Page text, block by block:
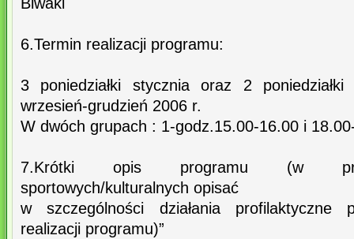
6.Termin realizacji programu:
3 poniedziałki stycznia oraz 2
wrzesień-grudzień 2006 r.
W dwóch grupach : 1-godz.15.00-16.00 i
7.Krótki opis programu (w
sportowych/kulturalnych opisać
w szczególności działania profilaktyczne
realizacji programu)”